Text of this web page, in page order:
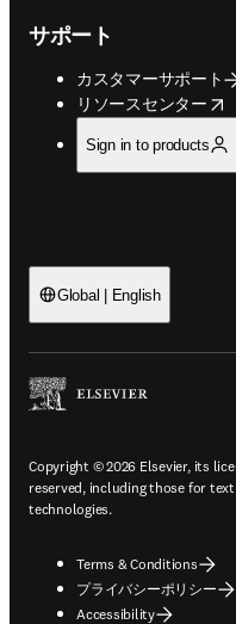
サポート
カスタマーサポート
リソースセンター
opens in new tab/
Sign in to products
Global | English
Copyright © 2026 Elsevier, its
reserved, including those for
technologies.
Terms & Conditions
プライバシーポリシー
Accessibility